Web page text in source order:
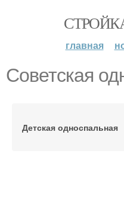
главная
Советская
Детская односпальная